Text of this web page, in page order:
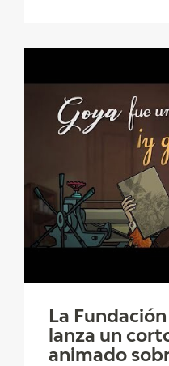
FRANCISCO DE GOYA
EL VIAJE DE GOYA
La
lanza un
animado